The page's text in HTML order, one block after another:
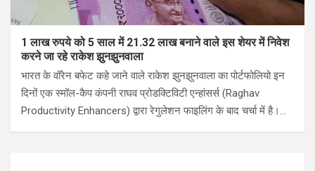
1 लाख रुपये को 5 साल में 21.32 लाख बनाने वाले इस शेयर में निवेश
करने जा रहे राकेश झुनझुनवाला
भारत के वॉरेन बफेट कहे जाने वाले राकेश झुनझुनवाला का पोर्टफोलियो इन
दिनों एक स्मॉल-कैप कंपनी राघव प्रोडक्टिविटी एन्हांसर्स (Raghav
Productivity Enhancers) द्वारा रेगुलेशन फाइलिंग के बाद चर्चा में है।…